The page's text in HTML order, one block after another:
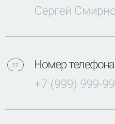
02 Номер телефона